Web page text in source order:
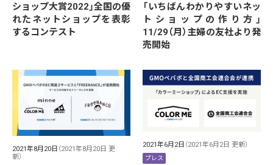
ショップ大賞2022」全国の優
れたネットショップを表彰
するコンテスト
「いちばんわかりやすいネッ
トショップの作り方」
11/29（月）主婦の友社より発
売開始
2021年8月20日 （2021年8月20日 更
新）
2021年6月2日 （2021年6月2日 更新）
プレス